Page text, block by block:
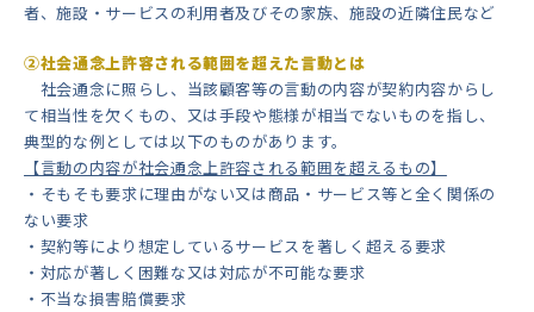
者、施設・サービスの利用者及びその家族、施設の近隣住民など
②社会通念上許容される範囲を超えた言動とは
社会通念に照らし、当該顧客等の言動の内容が契約内容からし
て相当性を欠くもの、又は手段や態様が相当でないものを指し、
典型的な例としては以下のものがあります。
【言動の内容が社会通念上許容される範囲を超えるもの】
・そもそも要求に理由がない又は商品・サービス等と全く関係の
ない要求
・契約等により想定しているサービスを著しく超える要求
・対応が著しく困難な又は対応が不可能な要求
・不当な損害賠償要求